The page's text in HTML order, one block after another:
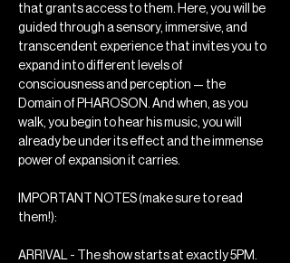
that grants access to them. Here, you will be
guided through a sensory, immersive, and
transcendent experience that invites you to
expand into different levels of
consciousness and perception — the
Domain of PHAROSON. And when, as you
walk, you begin to hear his music, you will
already be under its effect and the immense
power of expansion it carries.
IMPORTANT NOTES (make sure to read
them!):
ARRIVAL - The show starts at exactly 5PM.